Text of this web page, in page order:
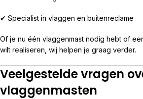
✔ Specialist in vlaggen en buitenreclame
Of je nu één vlaggenmast nodig hebt of
wilt realiseren, wij helpen je graag verder.
Veelgestelde vragen
vlaggenmasten